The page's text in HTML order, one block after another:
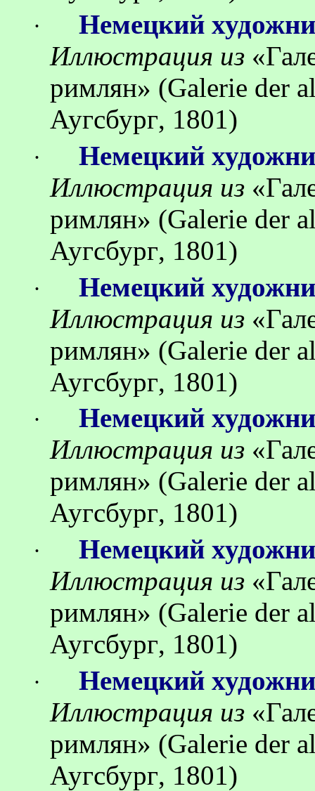
·
Немецкий
Иллюстрация из «
римлян» (Galerie der
Аугсбург, 1801)
·
Немецкий
Иллюстрация из «
римлян» (Galerie der
Аугсбург, 1801)
·
Немецкий
Иллюстрация из «
римлян» (Galerie der
Аугсбург, 1801)
·
Немецкий
Иллюстрация из «
римлян» (Galerie der
Аугсбург, 1801)
·
Немецкий
Иллюстрация из «
римлян» (Galerie der
Аугсбург, 1801)
·
Немецкий
Иллюстрация из «
римлян» (Galerie der
Аугсбург, 1801)